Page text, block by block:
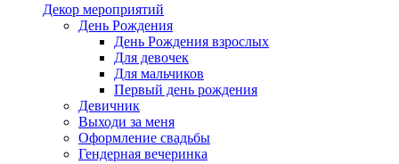
Декор мероприятий
День Рождения
День Рождения взрослых
Для девочек
Для мальчиков
Первый день рождения
Девичник
Выходи за меня
Оформление свадьбы
Гендерная вечеринка